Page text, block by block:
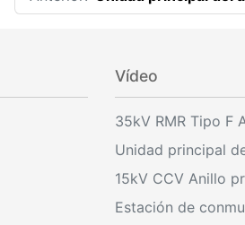
Vídeo
35kV RMR Tipo F
Unidad principal